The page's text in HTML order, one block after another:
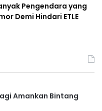
Pengendara yang
Demi Hindari ETLE
Amankan Bintang